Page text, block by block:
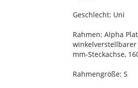
Geschlecht: Uni
Rahmen: Alpha
winkelverstellbarer
mm-Steckachse,
Rahmengröße: S